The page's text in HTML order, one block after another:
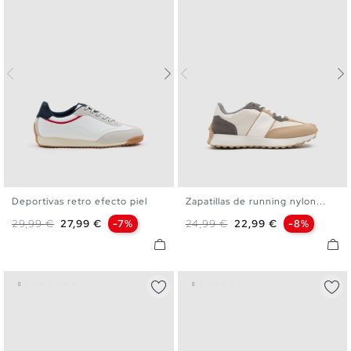
40 41 42 43 44
Deportivas retro efecto piel
Precio base
29,99 € Precio
27,99 € -7%
40 41 42 43 44 45
Zapatillas de running nylon...
Precio base
24,99 € Precio
22,99 € -8%